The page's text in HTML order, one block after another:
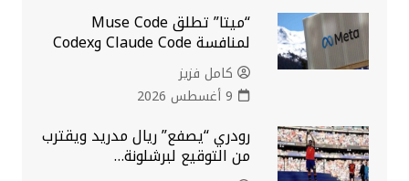
“ميتا” تطلق Muse Code
لمنافسة Claude Code وCodex
كامل فزيز
9 أغسطس 2026
رودري “يصفع” ريال مدريد ويقترب
من التوقيع لبرشلونة…